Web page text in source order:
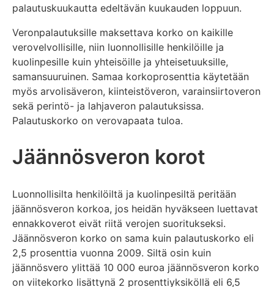
palautuskuukautta edeltävän kuukauden loppuun.
Veronpalautuksille maksettava korko on kaikille
verovelvollisille, niin luonnollisille henkilöille ja
kuolinpesille kuin yhteisöille ja yhteisetuuksille,
samansuuruinen. Samaa korkoprosenttia käytetään
myös arvolisäveron, kiinteistöveron, varainsiirtoveron
sekä perintö- ja lahjaveron palautuksissa.
Palautuskorko on verovapaata tuloa.
Jäännösveron korot
Luonnollisilta henkilöiltä ja kuolinpesiltä peritään
jäännösveron korkoa, jos heidän hyväkseen luettavat
ennakkoverot eivät riitä verojen suoritukseksi.
Jäännösveron korko on sama kuin palautuskorko eli
2,5 prosenttia vuonna 2009. Siltä osin kuin
jäännösvero ylittää 10 000 euroa jäännösveron korko
on viitekorko lisättynä 2 prosenttiyksiköllä eli 6,5